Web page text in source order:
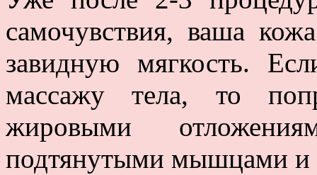
самочувствия, ваша
завидную мягкость.
массажу тела, то
жировыми
подтянутыми мышцами